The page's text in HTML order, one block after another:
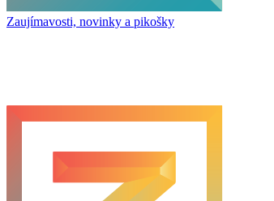
Zaujímavosti, novinky a pikošky